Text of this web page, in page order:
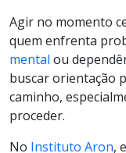
Agir no momento
quem enfrenta
mental ou
buscar orientação
caminho,
proceder.
No Instituto Aron,